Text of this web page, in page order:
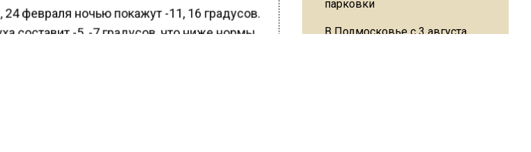
февраля ночью покажут -11, 16 градусов.
составит -5, -7 градусов, что ниже нормы
В Подмосковье с 3 августа